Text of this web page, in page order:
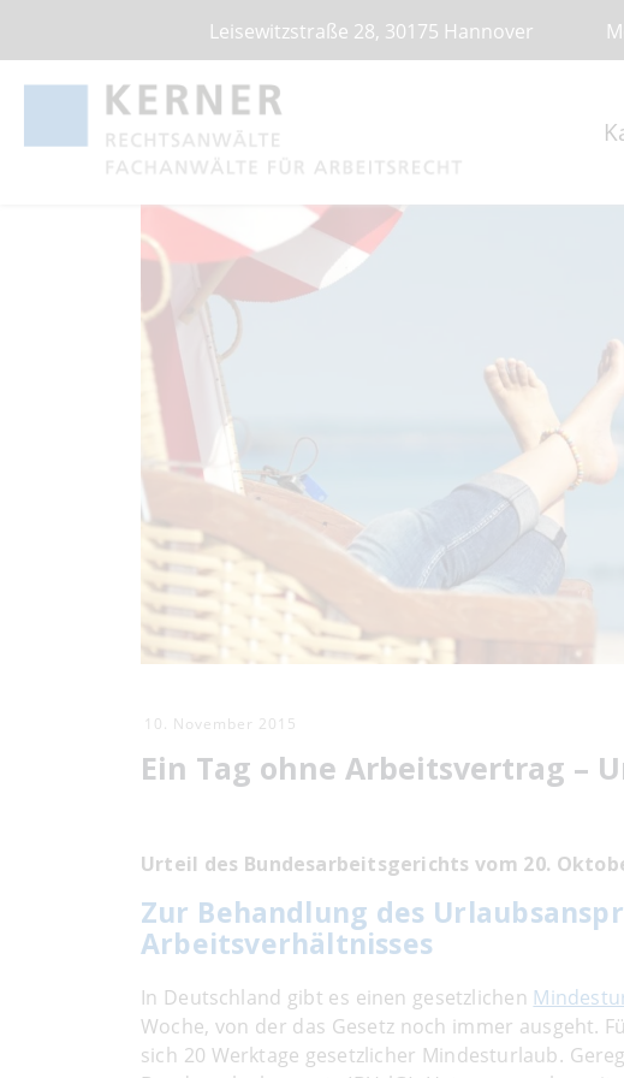
Leisewitzstraße 28, 30175 Hannover
10. November 2015
Ein Tag ohne Arbeitsvertrag –
Urteil des Bundesarbeitsgerichts vom 20.
Zur Behandlung des
Arbeitsverhältnisses
In Deutschland gibt es einen gesetzlichen
Woche, von der das Gesetz noch immer ausgeht.
sich 20 Werktage gesetzlicher Mindesturlaub.